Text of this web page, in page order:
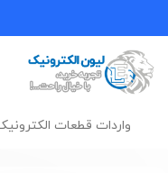
واردات قطعات